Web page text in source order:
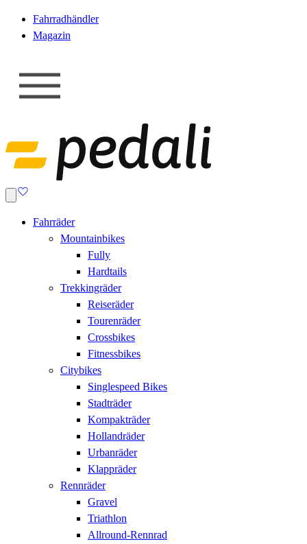
Fahrradhändler
Magazin
Fahrräder
Mountainbikes
Fully
Hardtails
Trekkingräder
Reiseräder
Tourenräder
Crossbikes
Fitnessbikes
Citybikes
Singlespeed Bikes
Stadträder
Kompakträder
Hollandräder
Urbanräder
Klappräder
Rennräder
Gravel
Triathlon
Allround-Rennrad